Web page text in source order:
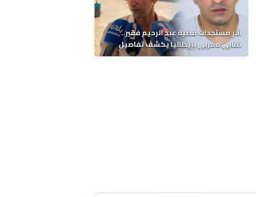
آخر مستجدات قضية عبد الرحيم فقير..
نقابي مغربي بإيطاليا يكشف تفاصيل
الوفاة ونتائج التشريح